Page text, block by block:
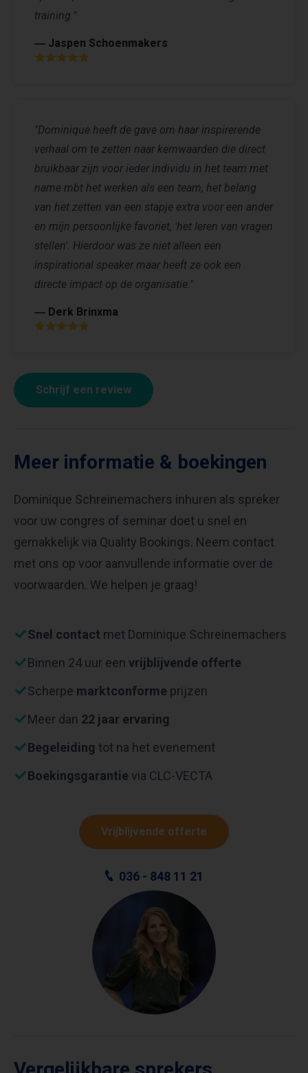
training."
― Jaspen Schoenmakers
"Dominique heeft de gave om haar inspirerende
verhaal om te zetten naar kernwaarden die direct
bruikbaar zijn voor ieder individu in het team met
name mbt het werken als een team, het belang
van het zetten van een stapje extra voor een ander
en mijn persoonlijke favoriet, 'het leren van vragen
stellen'. Hierdoor was ze niet alleen een
inspirational speaker maar heeft ze ook een
directe impact op de organisatie."
― Derk Brinxma
Schrijf een review
Meer informatie & boekingen
Dominique Schreinemachers inhuren als spreker
voor uw congres of seminar doet u snel en
gemakkelijk via Quality Bookings. Neem contact
met ons op voor aanvullende informatie over de
voorwaarden. We helpen je graag!
Snel contact met Dominique Schreinemachers
Binnen 24 uur een vrijblijvende offerte
Scherpe marktconforme prijzen
Meer dan 22 jaar ervaring
Begeleiding tot na het evenement
Boekingsgarantie via CLC-VECTA
Vrijblijvende offerte
036 - 848 11 21